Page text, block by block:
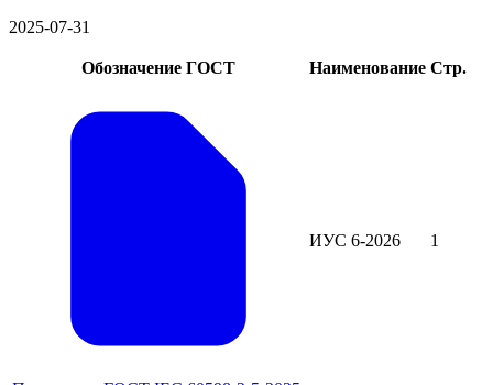
2025-07-31
Обозначение ГОСТ Наименование Стр.
ИУС 6-2026 1